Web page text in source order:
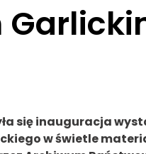
się inauguracja
w świetle